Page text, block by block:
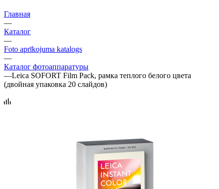
Главная
—
Каталог
—
Foto aprīkojuma katalogs
—
Каталог фотоаппаратуры
—Leica SOFORT Film Pack, рамка теплого белого цвета
(двойная упаковка 20 слайдов)